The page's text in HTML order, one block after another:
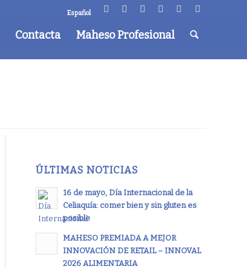
Español
Contacta Maheso Profesional
ÚLTIMAS NOTICIAS
16 de mayo, Día Internacional de la
Celiaquía: comer bien y sin gluten es
posible
MAHESO PREMIADA A MEJOR
INNOVACIÓN DE RETAIL – INNOVAL
2026 ALIMENTARIA